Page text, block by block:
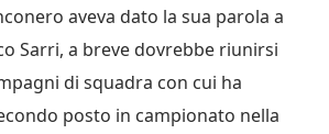
aveva dato la sua parola a
Sarri, a breve dovrebbe riunirsi
di squadra con cui ha
posto in campionato nella